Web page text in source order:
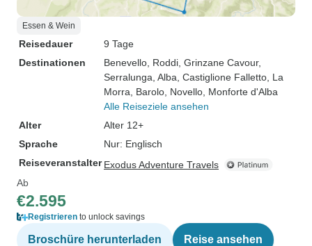
Essen & Wein
Reisedauer
9 Tage
Destinationen
Benevello , Roddi , Grinzane Cavour,
Serralunga , Alba , Castiglione Falletto , La
Morra , Barolo , Novello , Monforte d'Alba
Alle Reiseziele ansehen
Alter
Alter 12+
Sprache
Nur: Englisch
Reiseveranstalter Exodus Adventure Travels
Ab
€2.595
Registrieren to unlock savings
Broschüre herunterladen Reise ansehen